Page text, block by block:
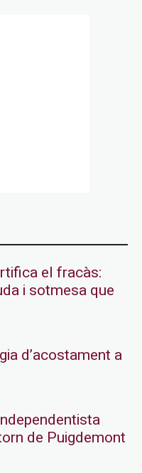
el fracàs:
i sotmesa que
d’acostament a
de Puigdemont